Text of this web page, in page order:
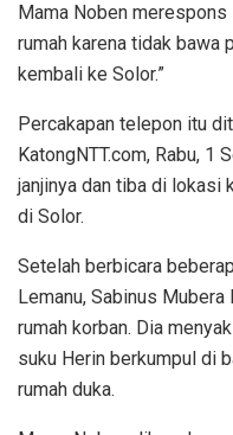
Mama Noben merespons
rumah karena tidak bawa
kembali ke Solor.”
Percakapan telepon itu
KatongNTT.com, Rabu, 1
janjinya dan tiba di lokasi
di Solor.
Setelah berbicara
Lemanu, Sabinus
rumah korban. Dia
suku Herin berkumpul di
rumah duka.